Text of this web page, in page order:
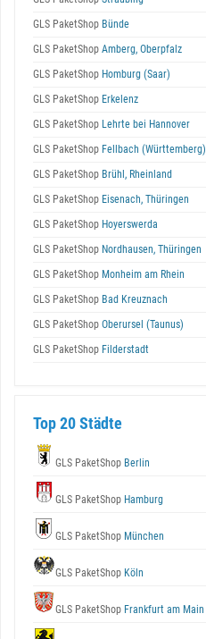
GLS PaketShop Bünde
GLS PaketShop Amberg, Oberpfalz
GLS PaketShop Homburg (Saar)
GLS PaketShop Erkelenz
GLS PaketShop Lehrte bei Hannover
GLS PaketShop Fellbach (Württemberg)
GLS PaketShop Brühl, Rheinland
GLS PaketShop Eisenach, Thüringen
GLS PaketShop Hoyerswerda
GLS PaketShop Nordhausen, Thüringen
GLS PaketShop Monheim am Rhein
GLS PaketShop Bad Kreuznach
GLS PaketShop Oberursel (Taunus)
GLS PaketShop Filderstadt
Top 20 Städte
GLS PaketShop Berlin
GLS PaketShop Hamburg
GLS PaketShop München
GLS PaketShop Köln
GLS PaketShop Frankfurt am Main